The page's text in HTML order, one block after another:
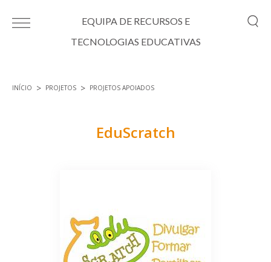
EQUIPA DE RECURSOS E
TECNOLOGIAS EDUCATIVAS
INÍCIO PROJETOS PROJETOS APOIADOS
EduScratch